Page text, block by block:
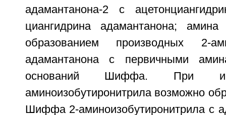
адамантанона-2 с
циангидрина адамантанона;
образованием производных 2-
адамантанона с первичными
оснований Шиффа. При
аминоизобутиронитрила возможно
Шиффа 2-аминоизобутиронитрила с